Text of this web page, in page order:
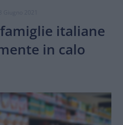
italiane
in calo